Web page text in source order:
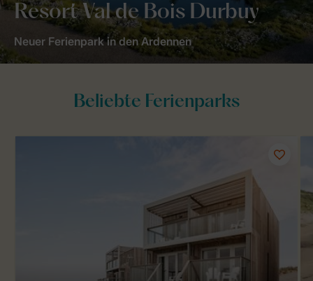
Resort Val de Bois Durbuy
Neuer Ferienpark in den Ardennen